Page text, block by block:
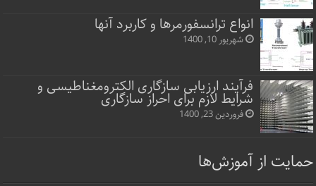
انواع ترانسفورمرها و کاربرد آنها
شهریور 10, 1400
فرآیند ارزیابی سازگاری الکترومغناطیسی و
شرایط لازم برای احراز سازگاری
فروردین 23, 1400
حمایت از آموزش‌ها